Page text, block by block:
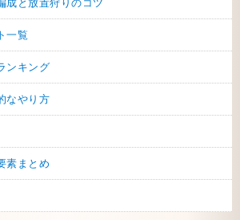
成と放置狩りのコツ
一覧
ンキング
なやり方
素まとめ